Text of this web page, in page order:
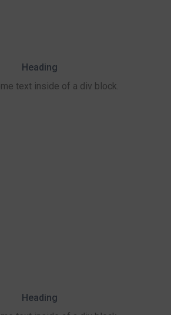
Heading
text inside of a div block.
Heading